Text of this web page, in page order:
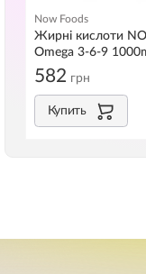
Now Foods
Жирні кислоти
Omega 3-6-9
582 грн
Купить